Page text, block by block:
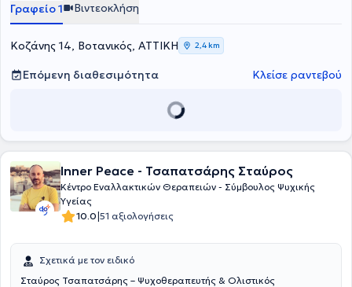
Γραφείο 1 Βιντεοκλήση
Κοζάνης 14, Βοτανικός, ΑΤΤΙΚΗ 2,4 km
Επόμενη διαθεσιμότητα Κλείσε ραντεβού
Inner Peace - Τσαπατσάρης Σταύρος
Κέντρο Εναλλακτικών Θεραπειών - Σύμβουλος Ψυχικής
Υγείας
10.0|51 αξιολογήσεις
Σχετικά με τον ειδικό
Σταύρος Τσαπατσάρης – Ψυχοθεραπευτής & Ολιστικός